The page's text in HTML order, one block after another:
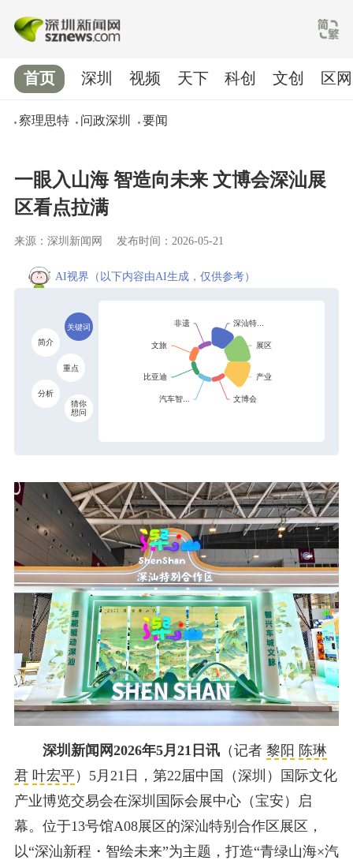
首页
察理思特 问政深圳 要闻
深圳 视频 天下 科创 文创 区网
一眼入山海 智造向未来 文博会深汕展
区看点拉满
来源：深圳新闻网 发布时间：2026-05-21
AI视界 （以下内容由AI生成，仅供参考）
关键词
简介
重点
分析
猜你
想问
深圳新闻网2026年5月21日讯（记者 黎阳 陈琳
君 叶宏平）5月21日，第22届中国（深圳）国际文化
产业博览交易会在深圳国际会展中心（宝安）启
幕。位于13号馆A08展区的深汕特别合作区展区，
以“深汕新程・智绘未来”为主题，打造“青绿山海×汽